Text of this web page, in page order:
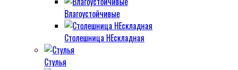
Влагоустойчивые
Столешница НЕскладная
Стулья